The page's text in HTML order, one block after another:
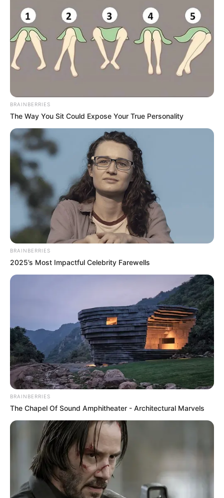
BRAINBERRIES
The Way You Sit Could Expose Your True Personality
BRAINBERRIES
2025’s Most Impactful Celebrity Farewells
BRAINBERRIES
The Chapel Of Sound Amphitheater - Architectural Marvels